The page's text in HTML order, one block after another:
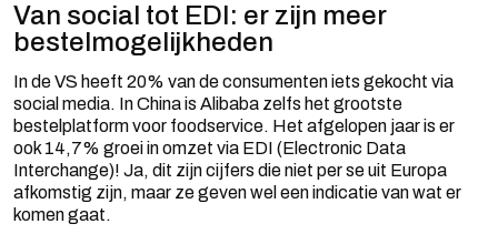
Van social tot EDI: er zijn meer
bestelmogelijkheden
In de VS heeft 20% van de consumenten iets gekocht via
social media. In China is Alibaba zelfs het grootste
bestelplatform voor foodservice. Het afgelopen jaar is er
ook 14,7% groei in omzet via EDI (Electronic Data
Interchange)! Ja, dit zijn cijfers die niet per se uit Europa
afkomstig zijn, maar ze geven wel een indicatie van wat er
komen gaat.